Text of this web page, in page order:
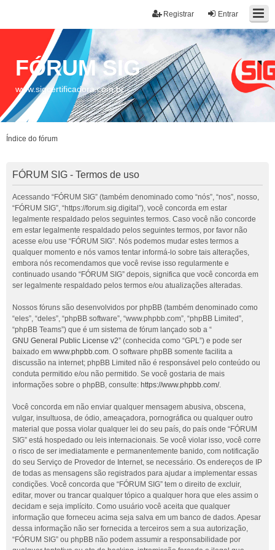
Entrar
Registrar
FÓRUM SIG
www.sigcertificadora.com.br
Índice do fórum
FÓRUM SIG - Termos de uso
Acessando “FÓRUM SIG” (também denominado como “nós”, “nos”, nosso,
“FÓRUM SIG”, “https://forum.sig.digital”), você concorda em estar
legalmente respaldado pelos seguintes termos. Caso você não concorde
em estar legalmente respaldado pelos seguintes termos, por favor não
acesse e/ou use “FÓRUM SIG”. Nós podemos mudar estes termos a
qualquer momento e nós vamos tentar informá-lo sobre tais alterações,
embora nós recomendamos que você revise isso regularmente e
continuado usando “FÓRUM SIG” depois, significa que você concorda em
ser legalmente respaldado pelos termos e/ou atualizações alteradas.
Nossos fóruns são desenvolvidos por phpBB (também denominado como
“eles”, “deles”, “phpBB software”, “www.phpbb.com”, “phpBB Limited”,
“phpBB Teams”) que é um sistema de fórum lançado sob a “
GNU General Public License v2” (conhecida como “GPL”) e pode ser
baixado em www.phpbb.com. O software phpBB somente facilita a
discussão na internet; phpBB Limited não é responsável pelo conteúdo ou
conduta permitido e/ou não permitido. Se você gostaria de mais
informações sobre o phpBB, consulte: https://www.phpbb.com/.
Você concorda em não enviar qualquer mensagem abusiva, obscena,
vulgar, insultuosa, de ódio, ameaçadora, pornográfica ou qualquer outro
material que possa violar qualquer lei do seu país, do país onde “FÓRUM
SIG” está hospedado ou leis internacionais. Se você violar isso, você corre
o risco de ser imediatamente e permanentemente banido, com notificação
do seu Serviço de Provedor de Internet, se necessário. Os endereços de IP
de todas as mensagens são registrados para ajudar a implementar essas
condições. Você concorda que “FÓRUM SIG” tem o direito de excluir,
editar, mover ou trancar qualquer tópico a qualquer hora que eles assim o
decidam e seja implícito. Como usuário você aceita que qualquer
informação que forneceu acima seja salva em um banco de dados. Apesar
dessa informação não ser fornecida a terceiros sem a sua autorização,
“FÓRUM SIG” ou phpBB não podem assumir a responsabilidade por